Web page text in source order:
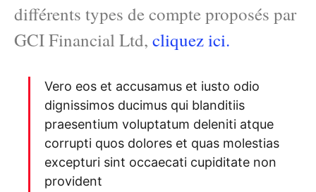
différents types de compte proposés par
GCI Financial Ltd, cliquez ici.
Vero eos et accusamus et iusto odio
dignissimos ducimus qui blanditiis
praesentium voluptatum deleniti atque
corrupti quos dolores et quas molestias
excepturi sint occaecati cupiditate non
provident